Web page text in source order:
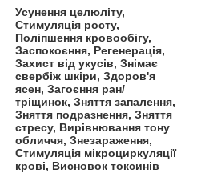
Усунення целюліту,
Стимуляція росту,
Поліпшення кровообігу,
Заспокоєння, Регенерація,
Захист від укусів, Знімає
свербіж шкіри, Здоров'я
ясен, Загоєння ран/
тріщинок, Зняття запалення,
Зняття подразнення, Зняття
стресу, Вирівнювання тону
обличчя, Знезараження,
Стимуляція мікроциркуляції
крові, Висновок токсинів